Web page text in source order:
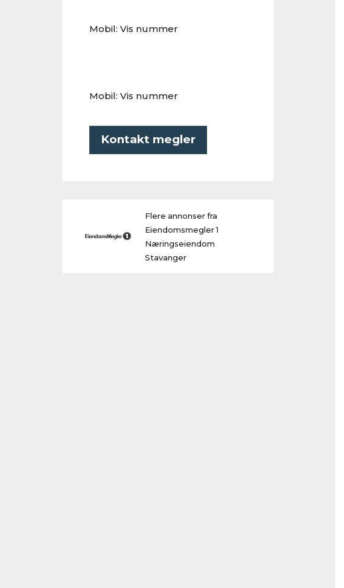
Mobil: Vis nummer
Mobil: Vis nummer
Kontakt megler
Flere annonser fra
Eiendomsmegler 1
Næringseiendom
Stavanger